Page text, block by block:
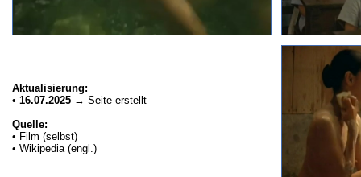
Aktualisierung:
• 16.07.2025 → Seite erstellt
Quelle:
• Film (selbst)
• Wikipedia (engl.)